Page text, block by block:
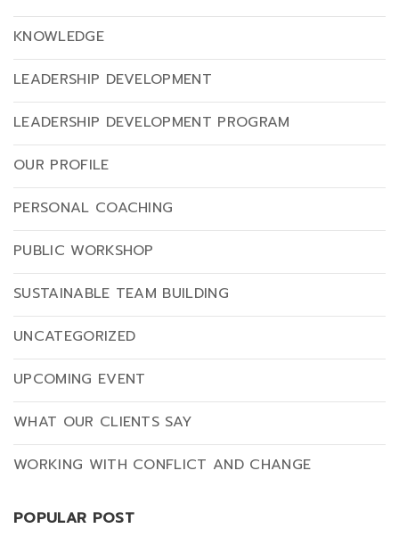
KNOWLEDGE
LEADERSHIP DEVELOPMENT
LEADERSHIP DEVELOPMENT PROGRAM
OUR PROFILE
PERSONAL COACHING
PUBLIC WORKSHOP
SUSTAINABLE TEAM BUILDING
UNCATEGORIZED
UPCOMING EVENT
WHAT OUR CLIENTS SAY
WORKING WITH CONFLICT AND CHANGE
POPULAR POST